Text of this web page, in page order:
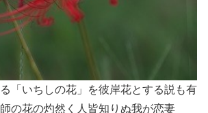
る「いちしの花」を彼岸花とする説も有
の花の灼然く人皆知りぬ我が恋妻